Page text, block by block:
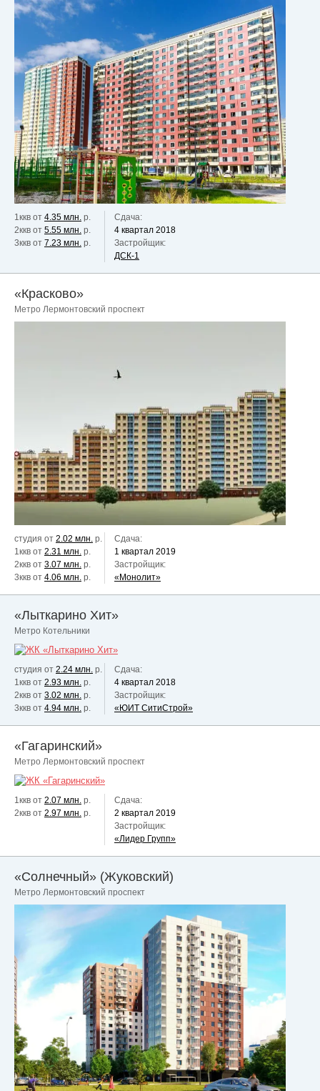
1ккв от 4.35 млн. р.
2ккв от 5.55 млн. р.
3ккв от 7.23 млн. р.
Сдача:
4 квартал 2018
Застройщик:
ДСК-1
«Красково»
Метро Лермонтовский проспект
студия от 2.02 млн. р.
1ккв от 2.31 млн. р.
2ккв от 3.07 млн. р.
3ккв от 4.06 млн. р.
Сдача:
1 квартал 2019
Застройщик:
«Монолит»
«Лыткарино Хит»
Метро Котельники
студия от 2.24 млн. р.
1ккв от 2.93 млн. р.
2ккв от 3.02 млн. р.
3ккв от 4.94 млн. р.
Сдача:
4 квартал 2018
Застройщик:
«ЮИТ СитиСтрой»
«Гагаринский»
Метро Лермонтовский проспект
1ккв от 2.07 млн. р.
2ккв от 2.97 млн. р.
Сдача:
2 квартал 2019
Застройщик:
«Лидер Групп»
«Солнечный» (Жуковский)
Метро Лермонтовский проспект